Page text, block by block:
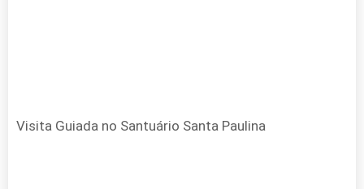
Visita Guiada no Santuário Santa Paulina